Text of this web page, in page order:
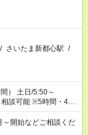
/ さいたま新都心駅 /
） 土日/5:50～
開始などご相談くだ